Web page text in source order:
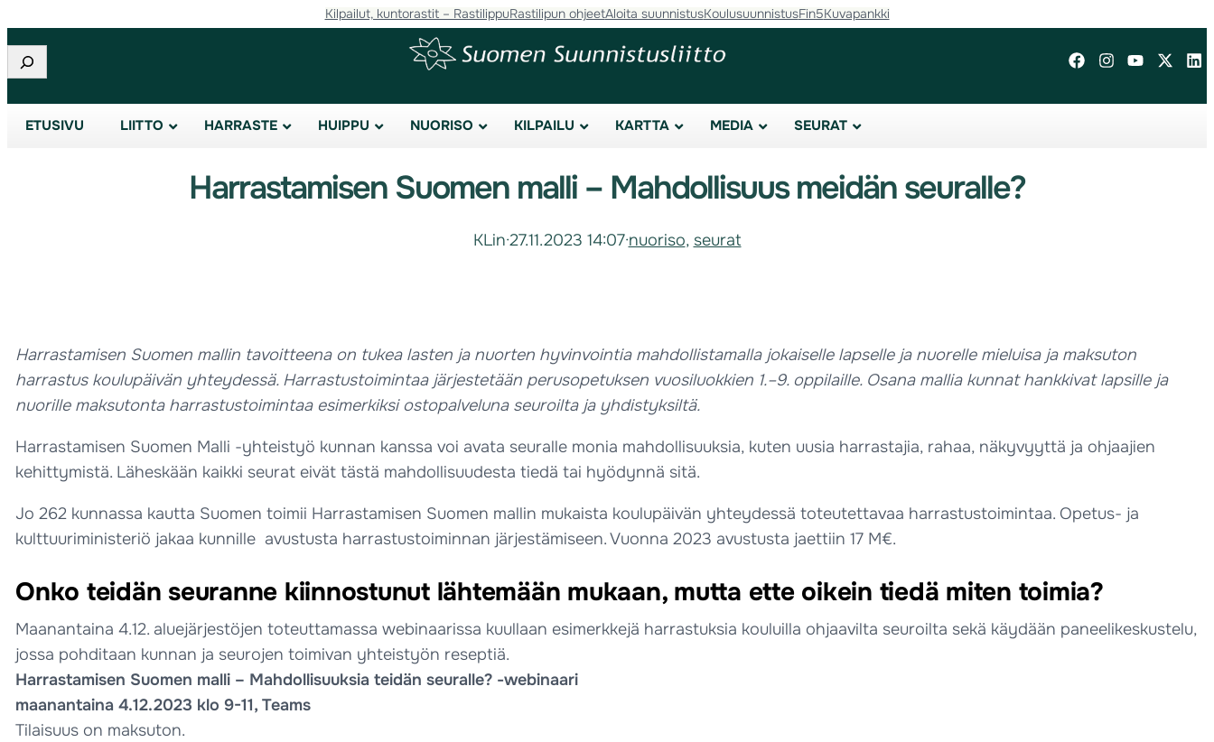
Kilpailut, kuntorastit – RastilippuRastilipun ohjeetAloita suunnistusKoulusuunnistusFin5Kuvapankki
Etsi
ETUSIVU LIITTO HARRASTE HUIPPU NUORISO KILPAILU KARTTA MEDIA SEURAT
Harrastamisen Suomen malli – Mahdollisuus meidän seuralle?
KLin·27.11.2023 14:07·nuoriso, seurat
Harrastamisen Suomen mallin tavoitteena on tukea lasten ja nuorten hyvinvointia mahdollistamalla jokaiselle lapselle ja nuorelle mieluisa ja maksuton
harrastus koulupäivän yhteydessä. Harrastustoimintaa järjestetään perusopetuksen vuosiluokkien 1.–9. oppilaille. Osana mallia kunnat hankkivat lapsille ja
nuorille maksutonta harrastustoimintaa esimerkiksi ostopalveluna seuroilta ja yhdistyksiltä.
Harrastamisen Suomen Malli -yhteistyö kunnan kanssa voi avata seuralle monia mahdollisuuksia, kuten uusia harrastajia, rahaa, näkyvyyttä ja ohjaajien
kehittymistä. Läheskään kaikki seurat eivät tästä mahdollisuudesta tiedä tai hyödynnä sitä.
Jo 262 kunnassa kautta Suomen toimii Harrastamisen Suomen mallin mukaista koulupäivän yhteydessä toteutettavaa harrastustoimintaa. Opetus- ja
kulttuuriministeriö jakaa kunnille avustusta harrastustoiminnan järjestämiseen. Vuonna 2023 avustusta jaettiin 17 M€.
Onko teidän seuranne kiinnostunut lähtemään mukaan, mutta ette oikein tiedä miten toimia?
Maanantaina 4.12. aluejärjestöjen toteuttamassa webinaarissa kuullaan esimerkkejä harrastuksia kouluilla ohjaavilta seuroilta sekä käydään paneelikeskustelu,
jossa pohditaan kunnan ja seurojen toimivan yhteistyön reseptiä.
Harrastamisen Suomen malli – Mahdollisuuksia teidän seuralle? -webinaari
maanantaina 4.12.2023 klo 9-11, Teams
Tilaisuus on maksuton.